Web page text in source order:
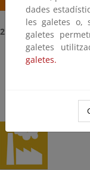
2.7
Energía
Intensidad de
Ecoeficiencia
dades
les galetes o,
galetes
galetes
galetes.